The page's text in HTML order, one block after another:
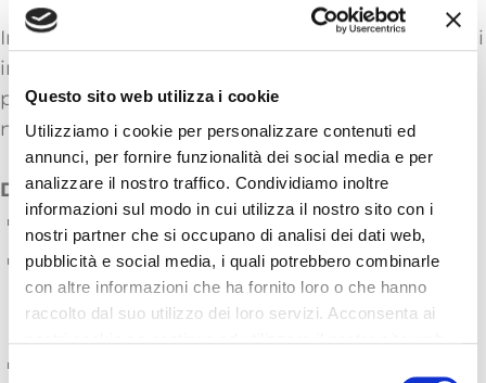
Questo sito web utilizza i cookie
Utilizziamo i cookie per personalizzare contenuti ed
annunci, per fornire funzionalità dei social media e per
analizzare il nostro traffico. Condividiamo inoltre
informazioni sul modo in cui utilizza il nostro sito con i
nostri partner che si occupano di analisi dei dati web,
pubblicità e social media, i quali potrebbero combinarle
con altre informazioni che ha fornito loro o che hanno
raccolto dal suo utilizzo dei loro servizi. Acconsenta ai
Selezione
Inizia qui a comprendere come evitare gli sprechi
in Officina. Per un’Officina gli sprechi sono
perdite di guadagno. Tutti soldi che finirebbero
nelle tue tasche!
Dettagli:
1 ora di video corso
Lo potrai guardare quante volte vorrai
all’interno della tua area riservata su My
Officina Efficiente.